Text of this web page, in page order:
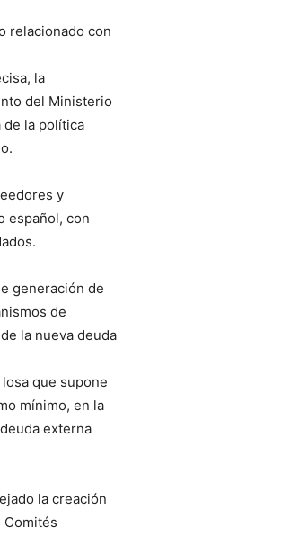
relacionado con
la
del Ministerio
de la política
y
español, con
generación de
de
la nueva deuda
que supone
mínimo, en la
externa
la creación
Comités